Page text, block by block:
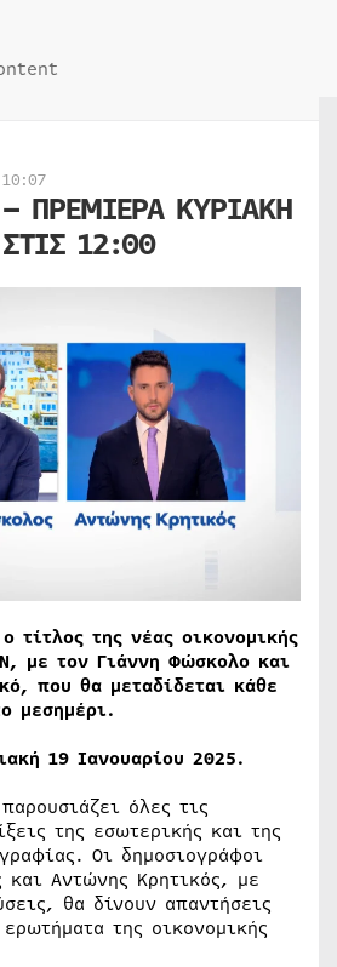
ΠΡΕΜΙΕΡΑ ΚΥΡΙΑΚΗ
12:00
τίτλος της νέας οικονομικής
με τον Γιάννη Φώσκολο και
που θα μεταδίδεται κάθε
μεσημέρι.
19 Ιανουαρίου 2025.
όλες τις
της εσωτερικής και της
Οι δημοσιογράφοι
και Αντώνης Κρητικός, με
θα δίνουν απαντήσεις
της οικονομικής